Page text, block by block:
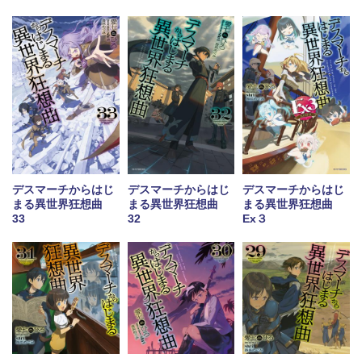
デスマーチからはじ
まる異世界狂想曲
33
デスマーチからはじ
まる異世界狂想曲
32
デスマーチからはじ
まる異世界狂想曲
Ex３